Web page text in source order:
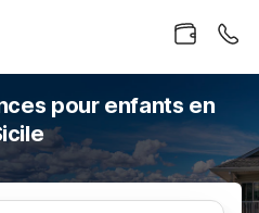
pour enfants en